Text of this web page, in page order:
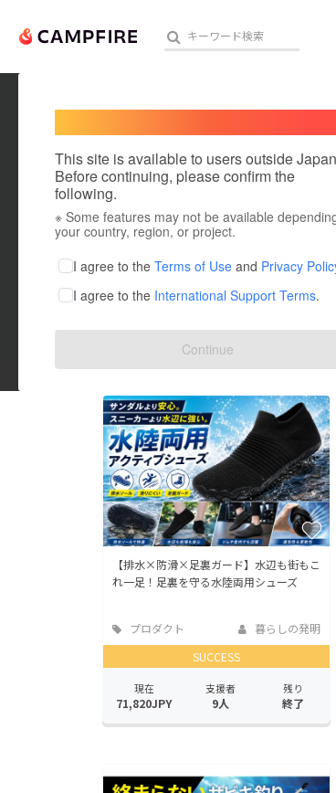
人気のプロジェクト
アート・写真
テクノロジー・ガジェ
映像・映画
ビジネス・起業
まちづくり・地域活性
This site is available to users outside
Before continuing, please confirm the
following.
※ Some features may not be available
your country, region, or project.
I agree to the Terms of Use and Privacy
I agree to the International Support Terms.
Continue
出
【排水×防滑×足裏ガード】水辺も街もこ
れ一足！足裏を守る水陸両用シューズ
プロダクト
暮らしの発明
SUCCESS
現在
71,820JPY
支援者
9人
残り
終了